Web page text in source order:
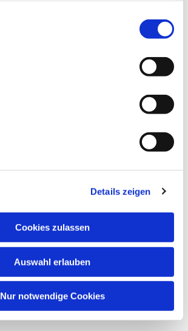
Details zeigen
Cookies zulassen
Auswahl erlauben
Nur notwendige Cookies